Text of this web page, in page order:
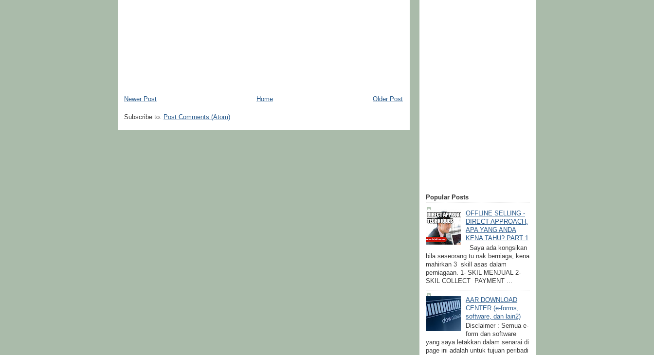
Newer Post Older Post
Home
Subscribe to: Post Comments (Atom)
Popular Posts
OFFLINE SELLING -
DIRECT APPROACH,
APA YANG ANDA
KENA TAHU? PART 1
Saya ada kongsikan
bila seseorang tu nak berniaga, kena
mahirkan 3 skill asas dalam
perniagaan. 1- SKIL MENJUAL 2-
SKIL COLLECT PAYMENT ...
AAR DOWNLOAD
CENTER (e-forms,
software, dan lain2)
Disclaimer : Semua e-
form dan software
yang saya letakkan dalam senarai di
page ini adalah untuk tujuan peribadi